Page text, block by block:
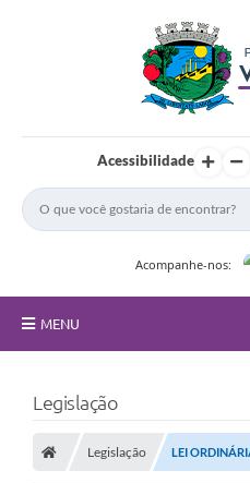
Acessibilidade
Acompanhe-nos:
MENU
Principal
Nossa Cidade
Legislação
Legislação LEI